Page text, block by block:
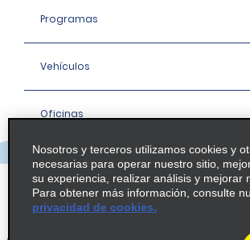
Programas
Vehículos
Oficinas
Empresa
Política / Mapa del sitio
Nosotros y terceros utilizamos cookies y
necesarias para operar nuestro sitio,
su experiencia, realizar análisis y mejorar
Para obtener más información, consulte
privacidad de cookies.